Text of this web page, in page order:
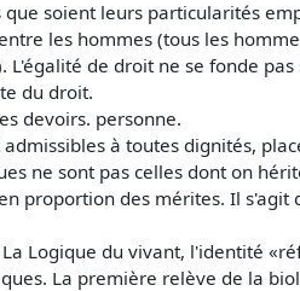
soient leurs particularités
les hommes (tous les
de droit ne se fonde
du droit.
devoirs. personne.
à toutes dignités,
ne sont pas celles dont on
proportion des mérites. Il
Logique du vivant, l'identité
La première relève de la